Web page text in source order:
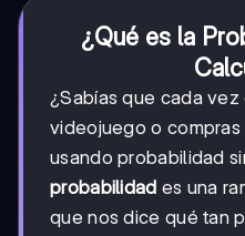
¿Qué es la
¿Sabías que cada vez
videojuego o
usando probabilidad
probabilidad es una
que nos dice qué tan